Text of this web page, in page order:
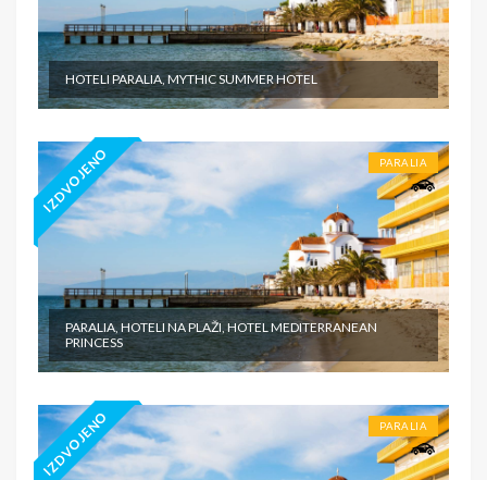
HOTELI PARALIA, MYTHIC SUMMER HOTEL
IZDVOJENO PARALIA
PARALIA, HOTELI NA PLAŽI, HOTEL MEDITERRANEAN
PRINCESS
IZDVOJENO PARALIA